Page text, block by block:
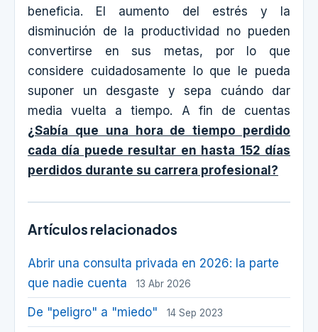
beneficia. El aumento del estrés y la
disminución de la productividad no pueden
convertirse en sus metas, por lo que
considere cuidadosamente lo que le pueda
suponer un desgaste y sepa cuándo dar
media vuelta a tiempo. A fin de cuentas
¿Sabía que una hora de tiempo perdido
cada día puede resultar en hasta 152 días
perdidos durante su carrera profesional?
Artículos relacionados
Abrir una consulta privada en 2026: la parte
que nadie cuenta
13 Abr 2026
De "peligro" a "miedo" 14 Sep 2023